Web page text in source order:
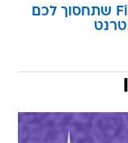
המהפכה של וואלה Fiber שתחסוך לכם